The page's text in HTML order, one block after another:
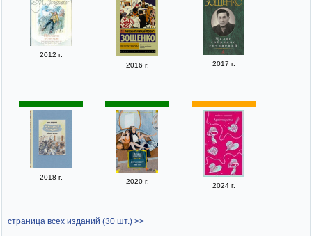
2012 г.
2016 г.
2017 г.
2018 г.
2020 г.
2024 г.
страница всех изданий (30 шт.) >>